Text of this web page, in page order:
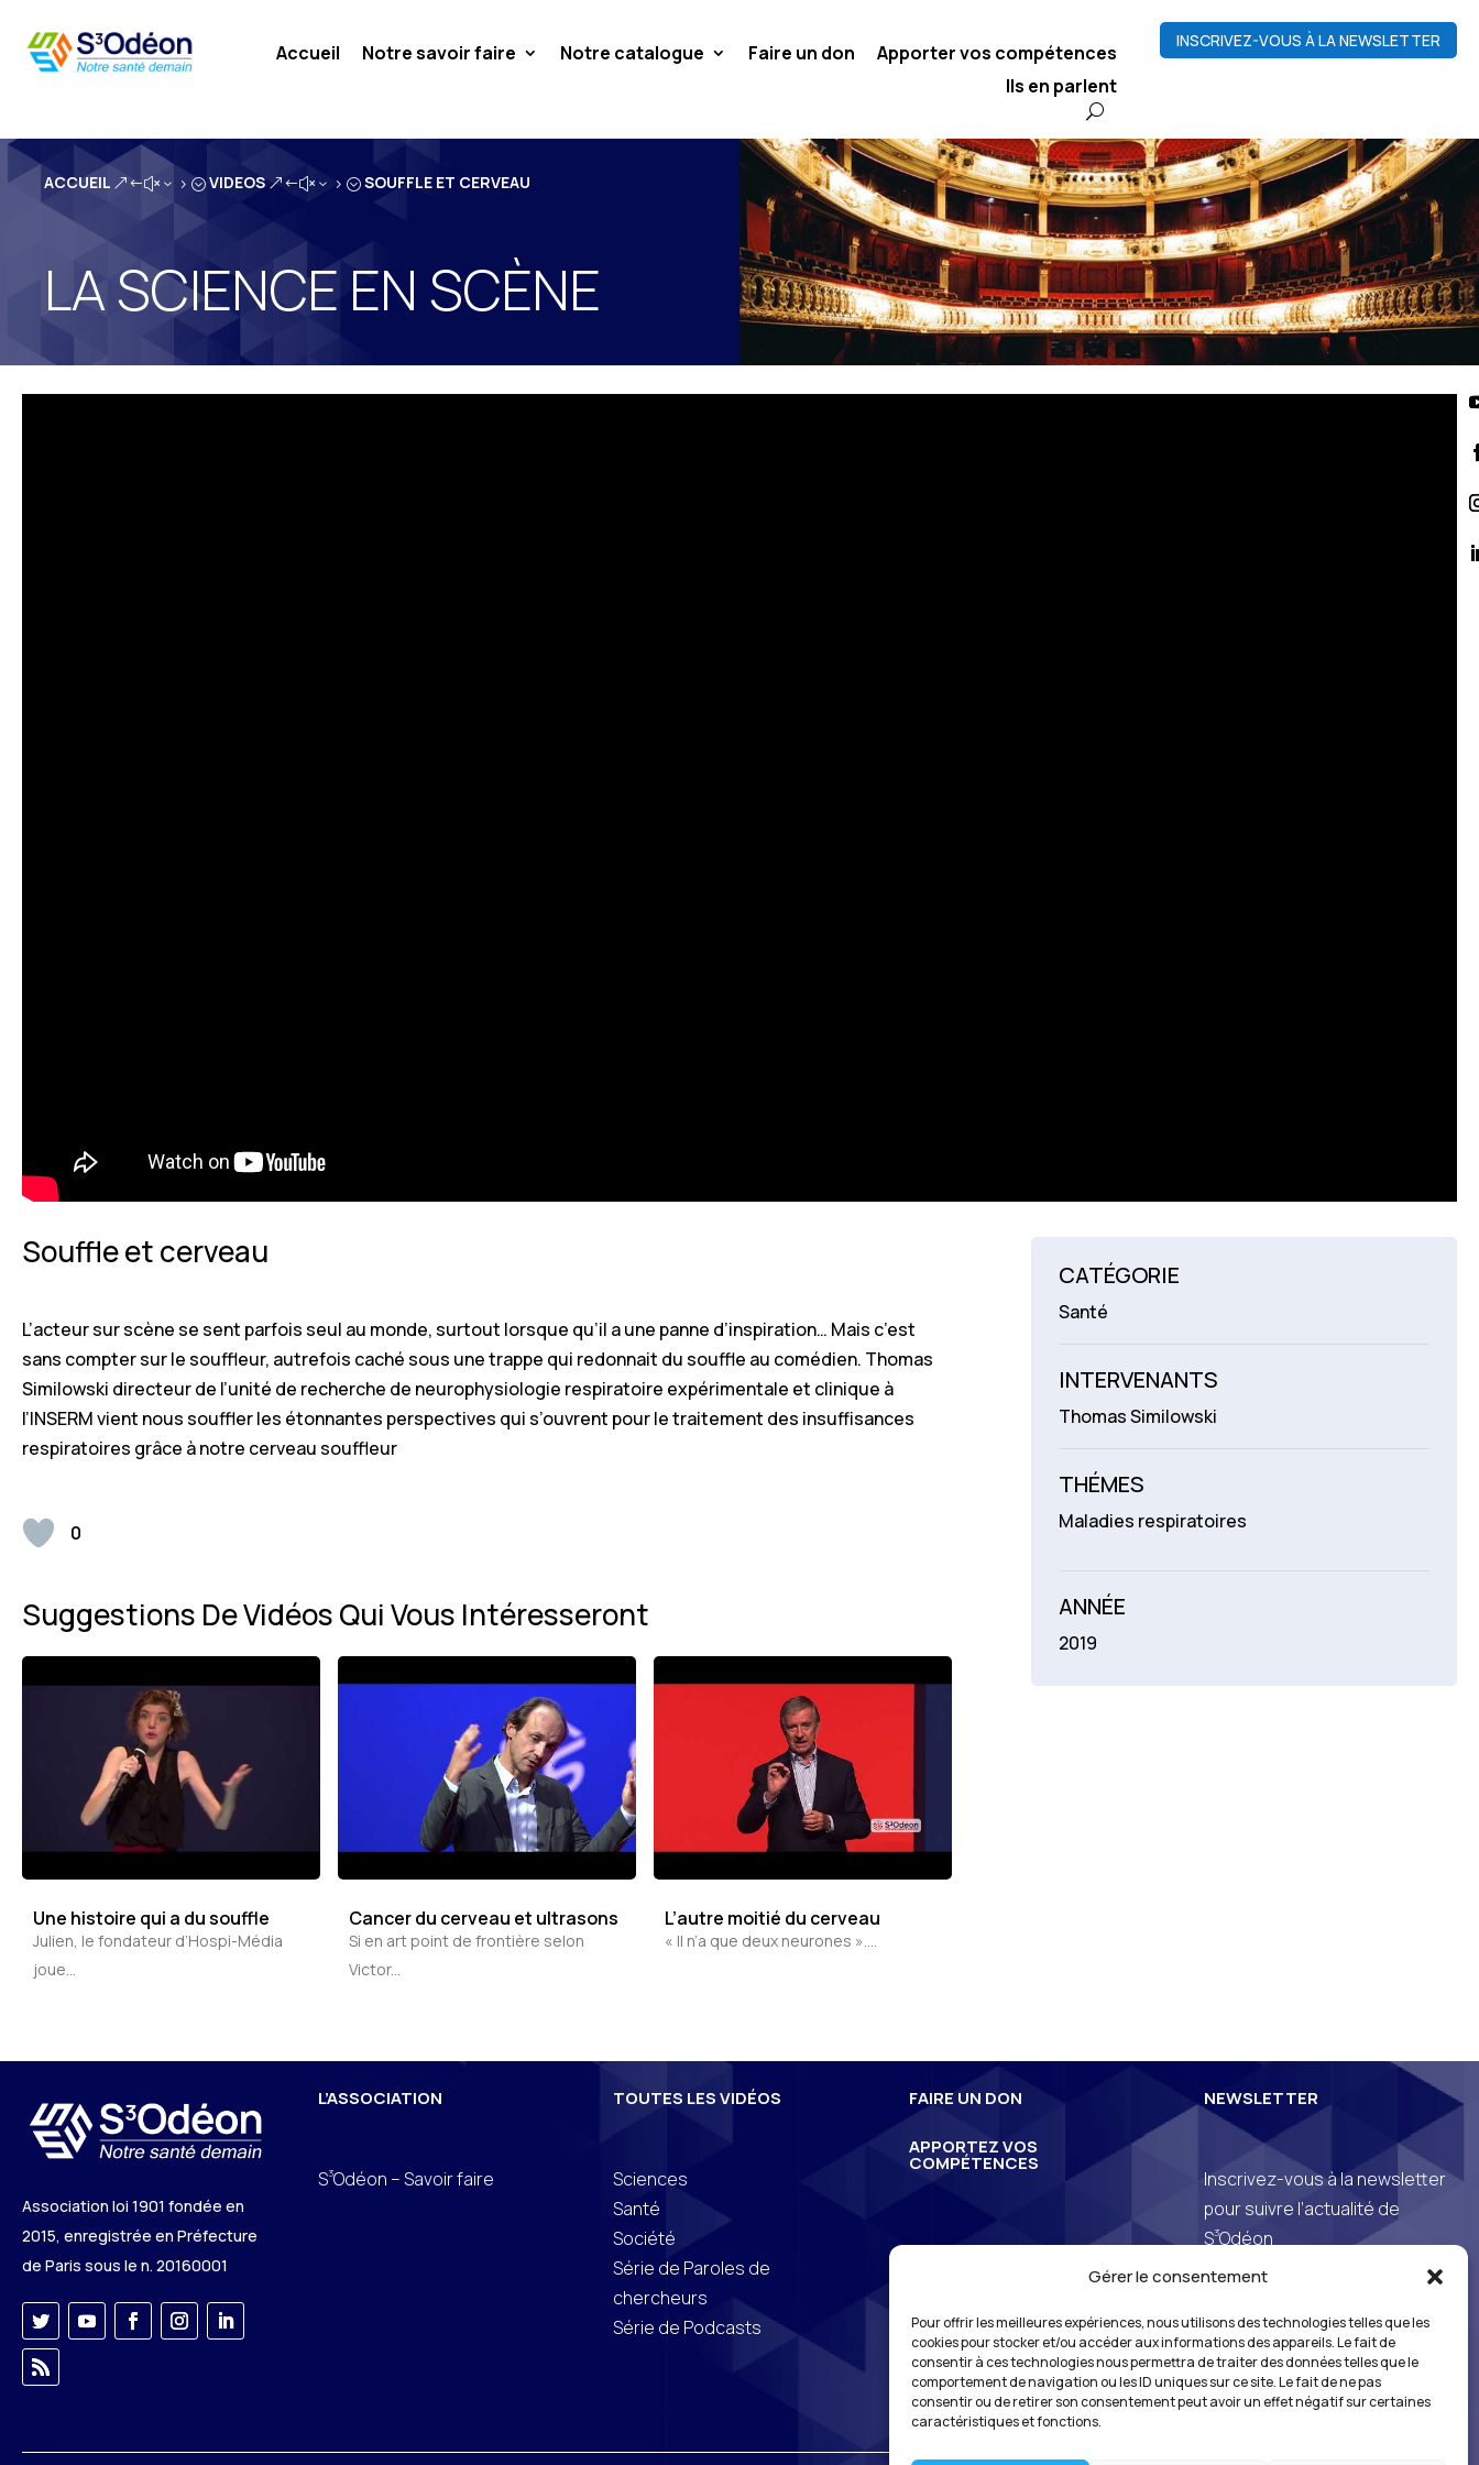
Gérer le consentement
Pour offrir les meilleures expériences, nous utilisons des technologies telles que les
cookies pour stocker et/ou accéder aux informations des appareils. Le fait de
consentir à ces technologies nous permettra de traiter des données telles que le
comportement de navigation ou les ID uniques sur ce site. Le fait de ne pas
consentir ou de retirer son consentement peut avoir un effet négatif sur certaines
caractéristiques et fonctions.
INSCRIVEZ-VOUS À LA NEWSLETTER
Accueil Notre savoir faire Notre catalogue Faire un don
Apporter vos compétences
Ils en parlent
ACCUEIL &#x35; VIDEOS &#x35; SOUFFLE ET CERVEAU
LA SCIENCE EN SCÈNE
Souffle et cerveau
L’acteur sur scène se sent parfois seul au monde, surtout lorsque qu’il a une panne d’inspiration… Mais c’est
sans compter sur le souffleur, autrefois caché sous une trappe qui redonnait du souffle au comédien. Thomas
Similowski directeur de l’unité de recherche de neurophysiologie respiratoire expérimentale et clinique à
l’INSERM vient nous souffler les étonnantes perspectives qui s’ouvrent pour le traitement des insuffisances
respiratoires grâce à notre cerveau souffleur
0
Suggestions De Vidéos Qui Vous Intéresseront
Une histoire qui a du souffle
Julien, le fondateur d’Hospi-Média
joue...
Cancer du cerveau et ultrasons
Si en art point de frontière selon
Victor...
L’autre moitié du cerveau
« Il n’a que deux neurones »....
CATÉGORIE
Santé
INTERVENANTS
Thomas Similowski
THÉMES
Maladies respiratoires
ANNÉE
2019
Association loi 1901 fondée en
2015, enregistrée en Préfecture
de Paris sous le n. 20160001
L’ASSOCIATION
S3Odéon – Savoir faire
TOUTES LES VIDÉOS
Sciences
Santé
Société
Série de Paroles de
chercheurs
Série de Podcasts
FAIRE UN DON
APPORTEZ VOS
COMPÉTENCES
NEWSLETTER
Inscrivez-vous à la newsletter
pour suivre l’actualité de
S3Odéon
*En vous inscrivant à notre newsletter, vous
reconnaissez avoir pris connaissance de
notrepolitique de gestion des données
personnelleset vous l’acceptez.